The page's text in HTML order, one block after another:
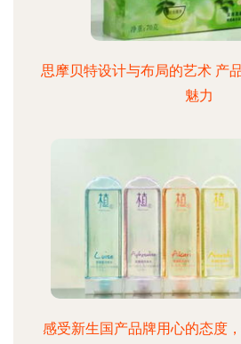
思摩贝特设计与布局的艺术 产
魅力
感受新生国产品牌用心的态度